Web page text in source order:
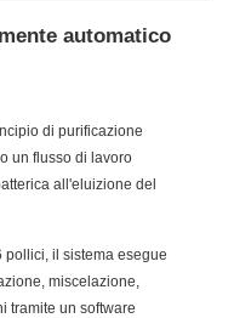
automatico
di purificazione
un flusso di lavoro
all'eluizione del
pollici, il sistema esegue
miscelazione,
tramite un software